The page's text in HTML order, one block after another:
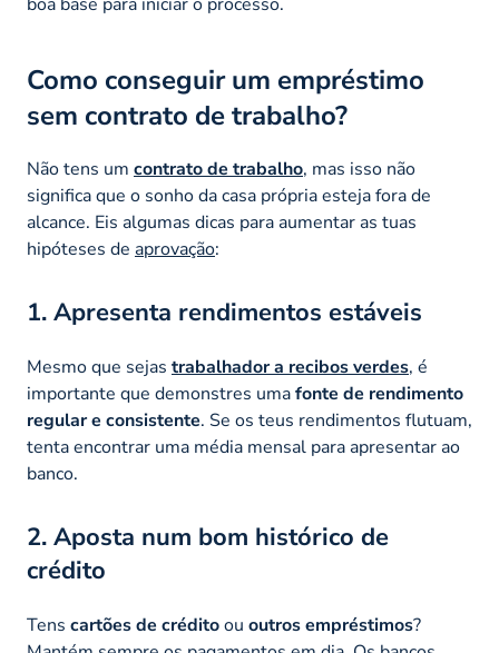
Como conseguir um empréstimo
sem contrato de trabalho?
Não tens um contrato de trabalho, mas isso não
significa que o sonho da casa própria esteja fora de
alcance. Eis algumas dicas para aumentar as tuas
hipóteses de aprovação:
1. Apresenta rendimentos estáveis
Mesmo que sejas trabalhador a recibos verdes, é
importante que demonstres umafonte de rendimento
regular e consistente. Se os teus rendimentos flutuam,
tenta encontrar uma média mensal para apresentar ao
banco.
2. Aposta num bom histórico de
crédito
Tens cartões de créditoou outros empréstimos?